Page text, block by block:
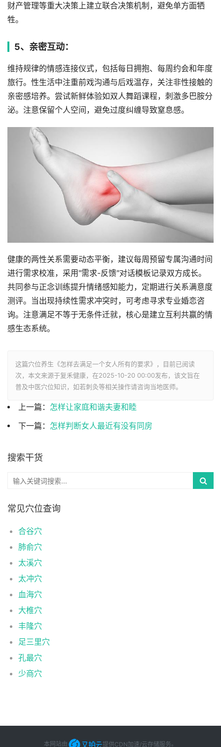
财产管理等重大决策上建立联合决策机制，避免单方面牺
牲。
5、亲密互动：
维持规律的情感连接仪式，包括每日拥抱、每周约会和年度
旅行。性生活中注重前戏沟通与后戏温存，关注非性接触的
亲密感培养。尝试新鲜体验如双人舞蹈课程，刺激多巴胺分
泌。注意保留个人空间，避免过度纠缠导致窒息感。
健康的两性关系需要动态平衡，建议每周预留专属沟通时间
进行需求校准，采用"需求-反馈"对话模板记录双方成长。
共同参与正念训练提升情绪感知能力，定期进行关系满意度
测评。当出现持续性需求冲突时，可考虑寻求专业婚恋咨
询。注意满足不等于无条件迁就，核心是建立互利共赢的情
感生态系统。
这篇穴位养生《怎样去满足一个女人所有的要求》，目前已阅读
次，本文来源于复禾健康，在2025-10-20 00:00发布，该文旨在
普及中医穴位知识，如若刺灸等相关操作请咨询当地医师。
上一篇： 怎样让家庭和谐夫妻和睦
下一篇： 怎样判断女人最近有没有同房
搜索干货
常见穴位查询
合谷穴
肺俞穴
太溪穴
太冲穴
血海穴
大椎穴
丰隆穴
足三里穴
孔最穴
少商穴
本网站由 提供CDN加速/云存储服务。